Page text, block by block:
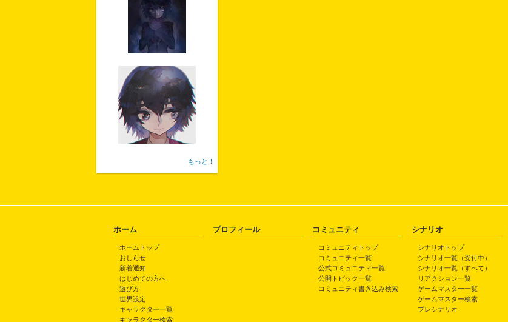
もっと！
ホーム
ホームトップ
おしらせ
新着通知
はじめての方へ
遊び方
世界設定
キャラクター一覧
キャラクター検索
プロフィール コミュニティ
コミュニティトップ
コミュニティ一覧
公式コミュニティ一覧
公開トピック一覧
コミュニティ書き込み検索
シナリオ
シナリオトップ
シナリオ一覧（受付中）
シナリオ一覧（すべて）
リアクション一覧
ゲームマスター一覧
ゲームマスター検索
プレシナリオ